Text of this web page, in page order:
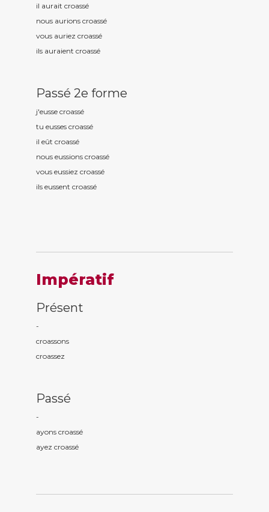
il aurait croassé
nous aurions croassé
vous auriez croassé
ils auraient croassé
Passé 2e forme
j'eusse croassé
tu eusses croassé
il eût croassé
nous eussions croassé
vous eussiez croassé
ils eussent croassé
Impératif
Présent
-
croassons
croassez
Passé
-
ayons croassé
ayez croassé